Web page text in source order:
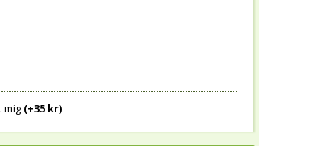
mig (+35 kr)